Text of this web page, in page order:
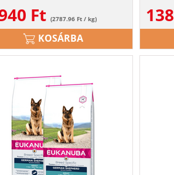
Ft (2787.96 Ft / kg)
KOSÁRBA